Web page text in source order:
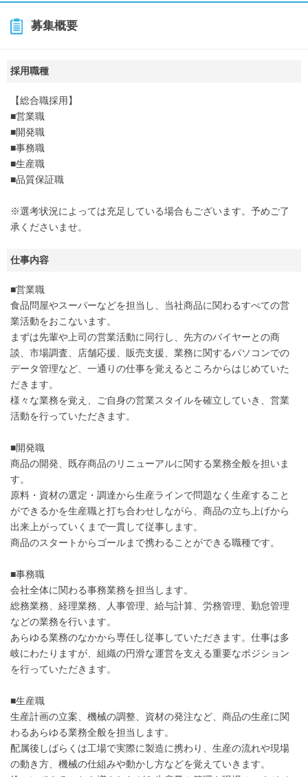
募集概要
採用職種
【総合職採用】
■営業職
■開発職
■事務職
■生産職
■品質保証職
※選考状況によっては充足している場合もございます。予めご了
承くださいませ。
仕事内容
■営業職
食品問屋やスーパーなどを担当し、当社商品に関わるすべての営
業活動をおこないます。
まずは先輩や上司の営業活動に同行し、先方のバイヤーとの商
談、市場調査、店舗応援、販売支援、業務に関するパソコンでの
データ管理など、一通りの仕事を覚えるところからはじめていた
だきます。
様々な業務を覚え、ご自身の営業スタイルを確立していき、営業
活動を行っていただきます。
■開発職
商品の開発、既存商品のリニューアルに関する業務全般を担いま
す。
原料・資材の選定・調達から生産ラインで問題なく生産すること
ができるかを生産職と打ち合わせしながら、商品の立ち上げから
出来上がっていくまで一貫して従事します。
商品のスタートからゴールまで携わることができる職種です。
■事務職
会社全体に関わる事務業務を担当します。
総務業務、経理業務、人事管理、給与計算、労務管理、勤怠管理
などの業務を行います。
あらゆる業務のなかから専任し従事していただきます。仕事は多
岐にわたりますが、組織の円滑な運営を支える重要なポジション
を行っていただきます。
■生産職
生産計画の立案、機械の調整、資材の発注など、商品の生産に関
わるあらゆる業務全般を担当します。
配属後しばらくは工場で実際に製造に携わり、生産の流れや現場
の動き方、機械の仕組みや動かし方などを覚えていきます。